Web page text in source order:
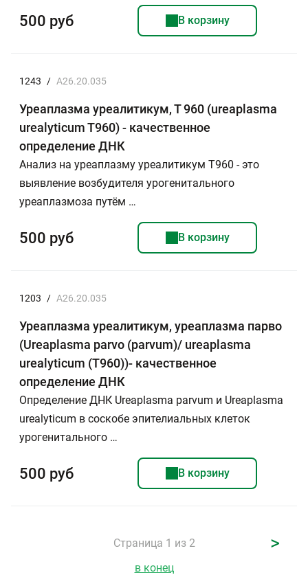
500 руб В корзину
1243 / A26.20.035
Уреаплазма уреалитикум, Т 960 (ureaplasma
urealyticum T960) - качественное
определение ДНК
Анализ на уреаплазму уреалитикум T960 - это
выявление возбудителя урогенитального
уреаплазмоза путём …
500 руб В корзину
1203 / A26.20.035
Уреаплазма уреалитикум, уреаплазма парво
(Ureaplasma parvo (parvum)/ ureaplasma
urealyticum (T960))- качественное
определение ДНК
Определение ДНК Ureaplasma parvum и Ureaplasma
urealyticum в соскобе эпителиальных клеток
урогенитального …
500 руб В корзину
Страница 1 из 2 >
в конец